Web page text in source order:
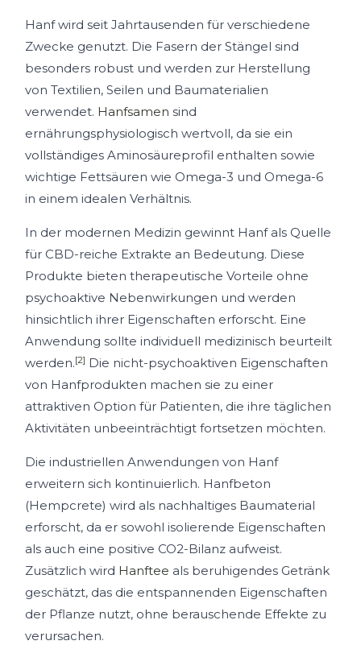
Hanf wird seit Jahrtausenden für verschiedene
Zwecke genutzt. Die Fasern der Stängel sind
besonders robust und werden zur Herstellung
von Textilien, Seilen und Baumaterialien
verwendet. Hanfsamen sind
ernährungsphysiologisch wertvoll, da sie ein
vollständiges Aminosäureprofil enthalten sowie
wichtige Fettsäuren wie Omega-3 und Omega-6
in einem idealen Verhältnis.
In der modernen Medizin gewinnt Hanf als Quelle
für CBD-reiche Extrakte an Bedeutung. Diese
Produkte bieten therapeutische Vorteile ohne
psychoaktive Nebenwirkungen und werden
hinsichtlich ihrer Eigenschaften erforscht. Eine
Anwendung sollte individuell medizinisch beurteilt
werden.[2] Die nicht-psychoaktiven Eigenschaften
von Hanfprodukten machen sie zu einer
attraktiven Option für Patienten, die ihre täglichen
Aktivitäten unbeeinträchtigt fortsetzen möchten.
Die industriellen Anwendungen von Hanf
erweitern sich kontinuierlich. Hanfbeton
(Hempcrete) wird als nachhaltiges Baumaterial
erforscht, da er sowohl isolierende Eigenschaften
als auch eine positive CO2-Bilanz aufweist.
Zusätzlich wird Hanftee als beruhigendes Getränk
geschätzt, das die entspannenden Eigenschaften
der Pflanze nutzt, ohne berauschende Effekte zu
verursachen.